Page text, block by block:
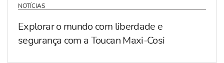
NOTÍCIAS
Explorar o mundo com liberdade e
segurança com a Toucan Maxi-Cosi